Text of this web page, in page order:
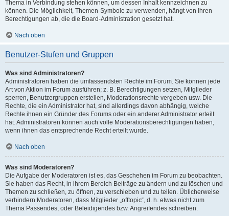
Thema in Verbindung stehen können, um dessen Inhalt kennzeichnen zu
können. Die Möglichkeit, Themen-Symbole zu verwenden, hängt von Ihren
Berechtigungen ab, die die Board-Administration gesetzt hat.
Nach oben
Benutzer-Stufen und Gruppen
Was sind Administratoren?
Administratoren haben die umfassendsten Rechte im Forum. Sie können jede
Art von Aktion im Forum ausführen; z. B. Berechtigungen setzen, Mitglieder
sperren, Benutzergruppen erstellen, Moderationsrechte vergeben usw. Die
Rechte, die ein Administrator hat, sind allerdings davon abhängig, welche
Rechte ihnen ein Gründer des Forums oder ein anderer Administrator erteilt
hat. Administratoren können auch volle Moderationsberechtigungen haben,
wenn ihnen das entsprechende Recht erteilt wurde.
Nach oben
Was sind Moderatoren?
Die Aufgabe der Moderatoren ist es, das Geschehen im Forum zu beobachten.
Sie haben das Recht, in ihrem Bereich Beiträge zu ändern und zu löschen und
Themen zu schließen, zu öffnen, zu verschieben und zu teilen. Üblicherweise
verhindern Moderatoren, dass Mitglieder „offtopic“, d. h. etwas nicht zum
Thema Passendes, oder Beleidigendes bzw. Angreifendes schreiben.